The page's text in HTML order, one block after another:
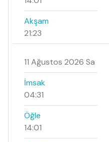
Akşam
21:23
11 Ağustos 2026 Sa
İmsak
04:31
Öğle
14:01